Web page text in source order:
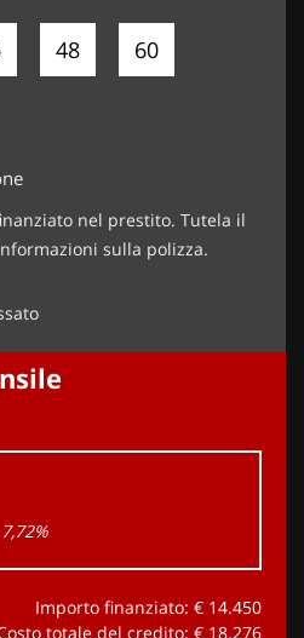
48 60
nel prestito. Tutela il
sulla polizza.
7,72%
Importo finanziato: € 14.450
totale del credito: € 18.276